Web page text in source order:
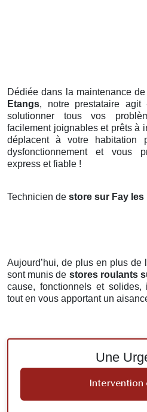
Dédiée dans la maintenance de
Etangs, notre prestataire agit
solutionner tous vos
facilement joignables et prêts à
déplacent à votre habitation
dysfonctionnement et vous
express et fiable !
Technicien de store sur Fay les
Aujourd’hui, de plus en plus de
sont munis de stores roulants
cause, fonctionnels et solides,
tout en vous apportant un
Une
Intervention